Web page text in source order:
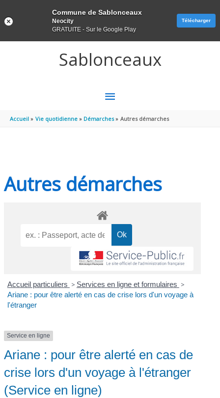
Sablonceaux
MENU
PRINCIPAL
Accueil Vie quotidienne Démarches Autres démarches
Autres démarches
Accueil particuliers > Services en ligne et formulaires >
Ariane : pour être alerté en cas de crise lors d'un voyage à
l'étranger
Service en ligne
Ariane : pour être alerté en cas de
crise lors d'un voyage à l'étranger
(Service en ligne)
Commune de Sablonceaux
Neocity
GRATUITE - Sur le Google Play
Télécharger